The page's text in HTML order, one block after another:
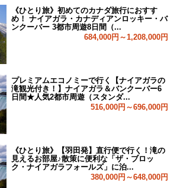
《ひとり旅》初めてのカナダ旅行におすす
め！ ナイアガラ・カナディアンロッキー・バ
ンクーバー 3都市周遊8日間（...
684,000円～1,208,000円
プレミアムエコノミーで行く【ナイアガラの
滝観光付き！】ナイアガラ＆バンクーバー6
日間★人気2都市周遊（スタンダ...
516,000円～696,000円
《ひとり旅》【羽田発】直行便で行く！滝の
見えるお部屋♪散策に便利な「ザ・ブロッ
ク・ナイアガラフォールズ」に泊...
380,000円～648,000円